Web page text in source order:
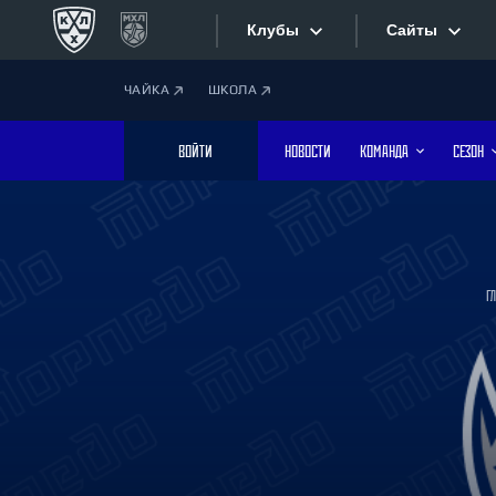
Клубы
Дивизион Боброва
Лада
Сайты
Фотобанк
ЧАЙКА ШКОЛА
ВОЙТИ НОВОСТИ КОМАНДА СЕЗОН